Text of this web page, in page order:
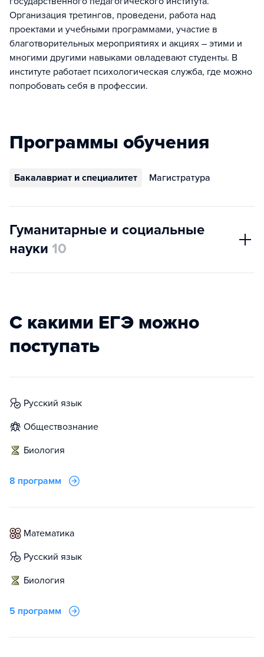
Организация третингов, проведени, работа над
проектами и учебными программами, участие в
благотворительных мероприятиях и акциях – этими и
многими другими навыками овладевают студенты. В
институте работает психологическая служба, где можно
попробовать себя в профессии.
Программы обучения
Бакалавриат и специалитет Магистратура
Гуманитарные и социальные
науки 10
С какими ЕГЭ можно
поступать
русский язык
обществознание
биология
8 программ
математика
русский язык
биология
5 программ